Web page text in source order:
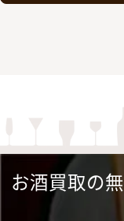
お酒買取の